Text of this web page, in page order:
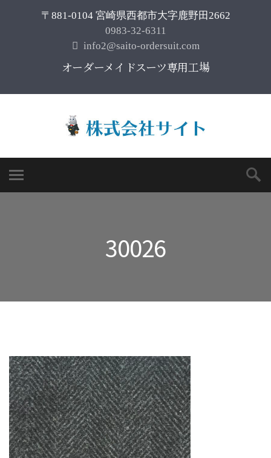
〒881-0104 宮崎県西都市大字鹿野田2662
0983-32-6311
info2@saito-ordersuit.com
オーダーメイドスーツ専用工場
30026
Google+ Email